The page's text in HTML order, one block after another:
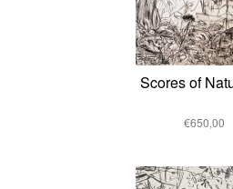
Scores of
€650,00